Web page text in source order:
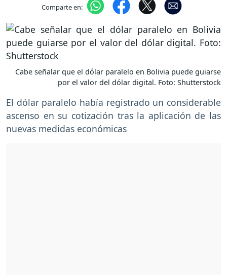
Comparte en:
Cabe señalar que el dólar paralelo en Bolivia puede guiarse
por el valor del dólar digital. Foto: Shutterstock
El dólar paralelo había registrado un considerable
ascenso en su cotización tras la aplicación de las
nuevas medidas económicas